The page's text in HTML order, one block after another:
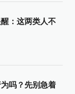
：这两类人不
吗？先别急着